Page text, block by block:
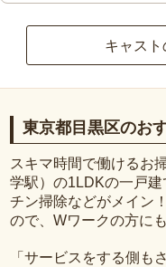
キャスト
東京都目黒区のお
スキマ時間で働けるお
学駅）の1LDKの一戸
チン掃除などがメイン
ので、Wワークの方に
「サービスをする側も